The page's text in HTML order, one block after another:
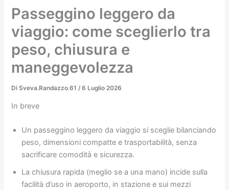
Passeggino leggero da
viaggio: come sceglierlo tra
peso, chiusura e
maneggevolezza
DiSveva.Randazzo.61 /6 Luglio 2026
In breve
Un passeggino leggero da viaggio si sceglie bilanciando
peso, dimensioni compatte e trasportabilità, senza
sacrificare comodità e sicurezza.
La chiusura rapida (meglio se a una mano) incide sulla
facilità d’uso in aeroporto, in stazione e sui mezzi